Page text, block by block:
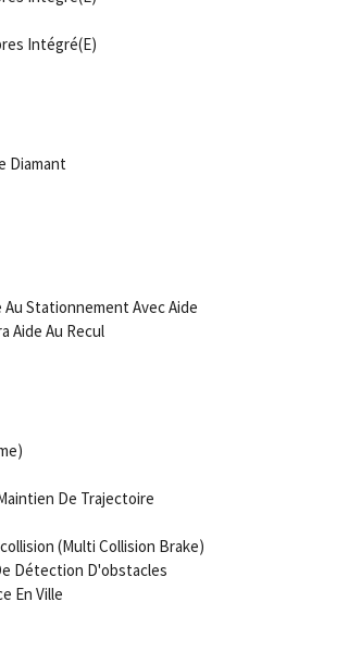
Intégré(E)
Diamant
Stationnement Avec Aide
Aide Au Recul
De Trajectoire
(Multi Collision Brake)
Détection D'obstacles
En Ville